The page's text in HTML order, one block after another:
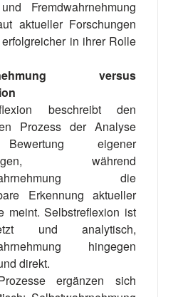
Fremdwahrnehmung
aktueller Forschungen
in ihrer Rolle
versus
beschreibt den
Prozess der Analyse
eigener
während
die
Erkennung aktueller
meint. Selbstreflexion ist
und analytisch,
hingegen
direkt.
ergänzen sich